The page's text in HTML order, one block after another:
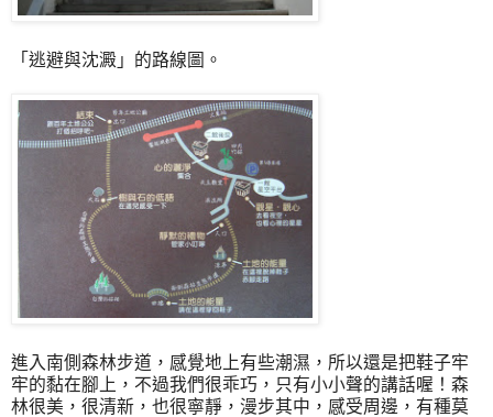
「逃避與沈澱」的路線圖。
進入南側森林步道，感覺地上有些潮濕，所以還是把鞋子牢
牢的黏在腳上，不過我們很乖巧，只有小小聲的講話喔！森
林很美，很清新，也很寧靜，漫步其中，感受周邊，有種莫